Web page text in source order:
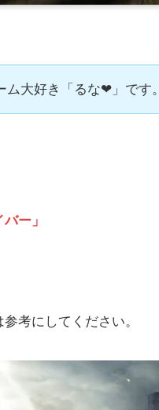
ム大好き「るな❤」です。
ー」
考にしてください。